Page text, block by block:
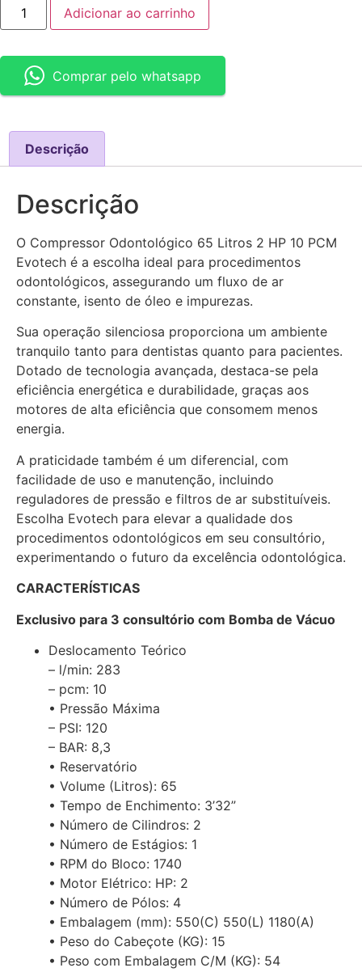
Adicionar ao carrinho
Comprar pelo whatsapp
Descrição
Descrição
O Compressor Odontológico 65 Litros 2 HP 10 PCM
Evotech é a escolha ideal para procedimentos
odontológicos, assegurando um fluxo de ar
constante, isento de óleo e impurezas.
Sua operação silenciosa proporciona um ambiente
tranquilo tanto para dentistas quanto para pacientes.
Dotado de tecnologia avançada, destaca-se pela
eficiência energética e durabilidade, graças aos
motores de alta eficiência que consomem menos
energia.
A praticidade também é um diferencial, com
facilidade de uso e manutenção, incluindo
reguladores de pressão e filtros de ar substituíveis.
Escolha Evotech para elevar a qualidade dos
procedimentos odontológicos em seu consultório,
experimentando o futuro da excelência odontológica.
CARACTERÍSTICAS
Exclusivo para 3 consultório com Bomba de Vácuo
Deslocamento Teórico
– l/min: 283
– pcm: 10
• Pressão Máxima
– PSI: 120
– BAR: 8,3
• Reservatório
• Volume (Litros): 65
• Tempo de Enchimento: 3’32”
• Número de Cilindros: 2
• Número de Estágios: 1
• RPM do Bloco: 1740
• Motor Elétrico: HP: 2
• Número de Pólos: 4
• Embalagem (mm): 550(C) 550(L) 1180(A)
• Peso do Cabeçote (KG): 15
• Peso com Embalagem C/M (KG): 54